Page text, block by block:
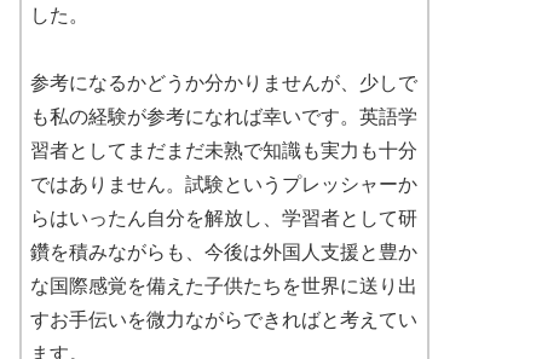
した。
参考になるかどうか分かりませんが、少しで
も私の経験が参考になれば幸いです。英語学
習者としてまだまだ未熟で知識も実力も十分
ではありません。試験というプレッシャーか
らはいったん自分を解放し、学習者として研
鑽を積みながらも、今後は外国人支援と豊か
な国際感覚を備えた子供たちを世界に送り出
すお手伝いを微力ながらできればと考えてい
ます。